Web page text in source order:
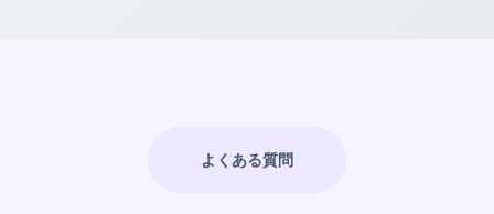
よくある質問